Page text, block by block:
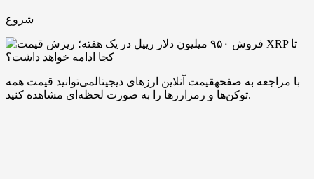
شروع
با مراجعه به صفحهقیمت آنلاین ارزهای دیجیتالمی‌توانید قیمت همه
توکن‌ها و رمزارزها را به صورت لحظه‌ای مشاهده کنید.